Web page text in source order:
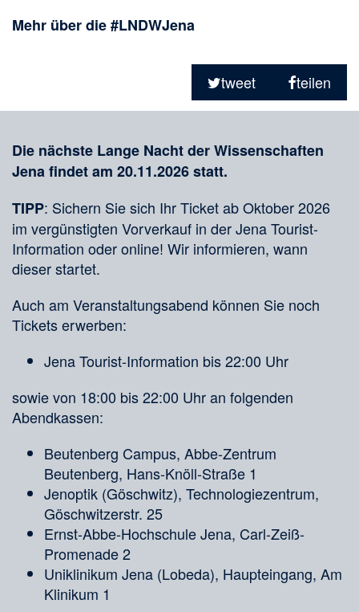
Mehr über die #LNDWJena
tweet
teilen
Die nächste Lange Nacht der Wissenschaften
Jena findet am 20.11.2026 statt.
TIPP: Sichern Sie sich Ihr Ticket ab Oktober 2026
im vergünstigten Vorverkauf in der Jena Tourist-
Information oder online! Wir informieren, wann
dieser startet.
Auch am Veranstaltungsabend können Sie noch
Tickets erwerben:
Jena Tourist-Information bis 22:00 Uhr
sowie von 18:00 bis 22:00 Uhr an folgenden
Abendkassen:
Beutenberg Campus, Abbe-Zentrum
Beutenberg, Hans-Knöll-Straße 1
Jenoptik (Göschwitz), Technologiezentrum,
Göschwitzerstr. 25
Ernst-Abbe-Hochschule Jena, Carl-Zeiß-
Promenade 2
Uniklinikum Jena (Lobeda), Haupteingang, Am
Klinikum 1